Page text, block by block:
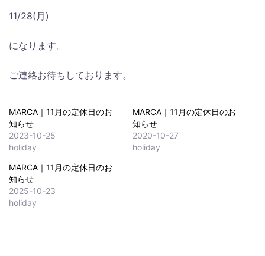
11/28(月)
になります。
ご連絡お待ちしております。
MARCA｜11月の定休日のお
知らせ
2023-10-25
holiday
MARCA｜11月の定休日のお
知らせ
2020-10-27
holiday
MARCA｜11月の定休日のお
知らせ
2025-10-23
holiday